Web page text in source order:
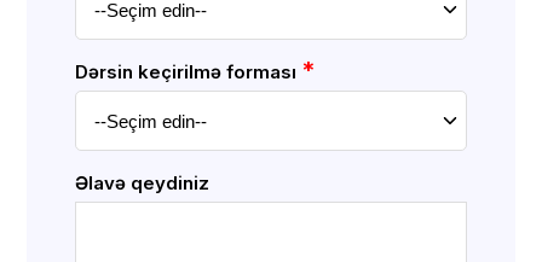
Dərsin keçirilmə forması *
Əlavə qeydiniz